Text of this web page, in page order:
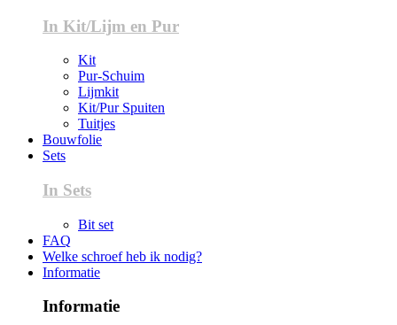
In Kit/Lijm en Pur
Kit
Pur-Schuim
Lijmkit
Kit/Pur Spuiten
Tuitjes
Bouwfolie
Sets
In Sets
Bit set
FAQ
Welke schroef heb ik nodig?
Informatie
Informatie